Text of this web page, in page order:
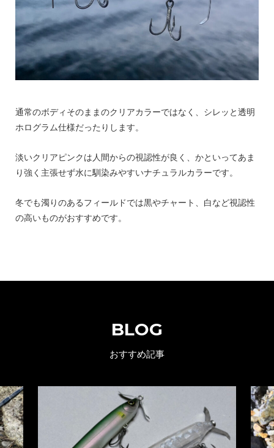
通常のボディそのままのクリアカラーではなく、シレッと透明
ホログラム仕様だったりします。
淡いクリアピンクは人間からの視認性が良く、かといってあま
り強く主張せず水に馴染みやすいナチュラルカラーです。
冬でも濁りのあるフィールドでは黒やチャート、白など視認性
の高いものがおすすめです。
BLOG
おすすめ記事